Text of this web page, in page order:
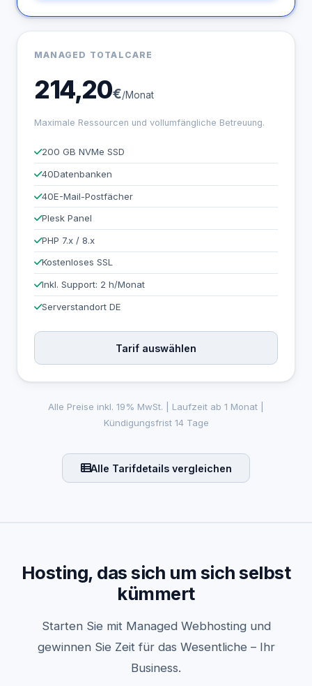
MANAGED TOTALCARE
€
214,20 /Monat
Maximale Ressourcen und vollumfängliche Betreuung.
200 GB NVMe SSD
40Datenbanken
40E-Mail-Postfächer
Plesk Panel
PHP 7.x / 8.x
Kostenloses SSL
Inkl. Support: 2 h/Monat
Serverstandort DE
Tarif auswählen
Alle Preise inkl. 19% MwSt. | Laufzeit ab 1 Monat |
Kündigungsfrist 14 Tage
Alle Tarifdetails vergleichen
Hosting, das sich um sich selbst
kümmert
Starten Sie mit Managed Webhosting und
gewinnen Sie Zeit für das Wesentliche – Ihr
Business.